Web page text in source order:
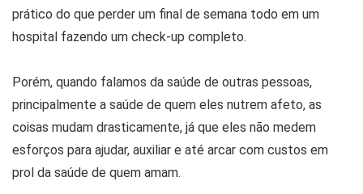
prático do que perder um final de semana todo em um
hospital fazendo um check-up completo.
Porém, quando falamos da saúde de outras pessoas,
principalmente a saúde de quem eles nutrem afeto, as
coisas mudam drasticamente, já que eles não medem
esforços para ajudar, auxiliar e até arcar com custos em
prol da saúde de quem amam.